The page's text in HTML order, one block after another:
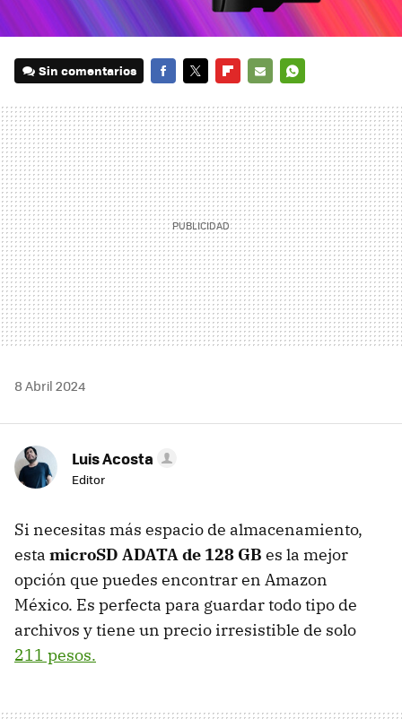
Sin comentarios
MAIL
8 Abril 2024
Luis Acosta
Editor
Si necesitas más espacio de almacenamiento,
esta microSD ADATA de 128 GB es la mejor
opción que puedes encontrar en Amazon
México. Es perfecta para guardar todo tipo de
archivos y tiene un precio irresistible de solo
211 pesos.